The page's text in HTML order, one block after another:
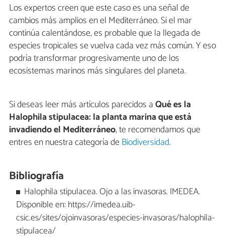
Los expertos creen que este caso es una señal de
cambios más amplios en el Mediterráneo. Si el mar
continúa calentándose, es probable que la llegada de
especies tropicales se vuelva cada vez más común. Y eso
podría transformar progresivamente uno de los
ecosistemas marinos más singulares del planeta.
Si deseas leer más artículos parecidos aQué es la
Halophila stipulacea: la planta marina que está
invadiendo el Mediterráneo, te recomendamos que
entres en nuestra categoría deBiodiversidad.
Bibliografía
Halophila stipulacea. Ojo a las invasoras. IMEDEA.
Disponible en: https://imedea.uib-
csic.es/sites/ojoinvasoras/especies-invasoras/halophila-
stipulacea/